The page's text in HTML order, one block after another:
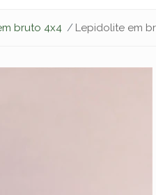
bruto 4x4 Lepidolite em